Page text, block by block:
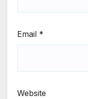
Email *
Website